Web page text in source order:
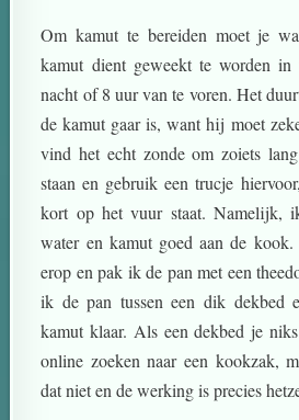
Om kamut te bereiden moet je
kamut dient geweekt te worden in
nacht of 8 uur van te voren. Het
de kamut gaar is, want hij moet
vind het echt zonde om zoiets
staan en gebruik een trucje
kort op het vuur staat. Namelijk,
water en kamut goed aan de
erop en pak ik de pan met een
ik de pan tussen een dik dekbed
kamut klaar. Als een dekbed je
online zoeken naar een kookzak,
dat niet en de werking is precies